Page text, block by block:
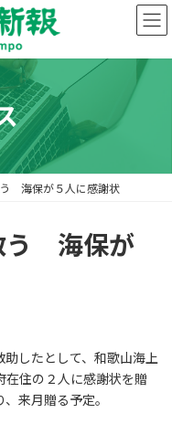
海保が５人に感謝状
う 海保が
したとして、和歌山海上
在住の２人に感謝状を贈
来月贈る予定。